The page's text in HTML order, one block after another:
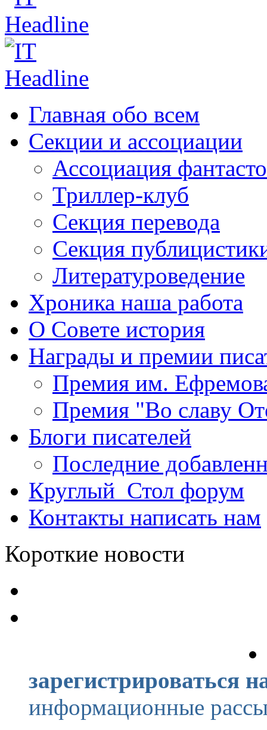
Главная обо всем
Секции и ассоциации
Ассоциация
Триллер-клуб
Секция перевода
Секция
Литературоведение
Хроника наша работа
О Совете история
Награды и премии
Премия им.
Премия "Во славу
Блоги писателей
Последние
Круглый_Стол форум
Контакты написать нам
Короткие новости
зарегистрироваться
информационные